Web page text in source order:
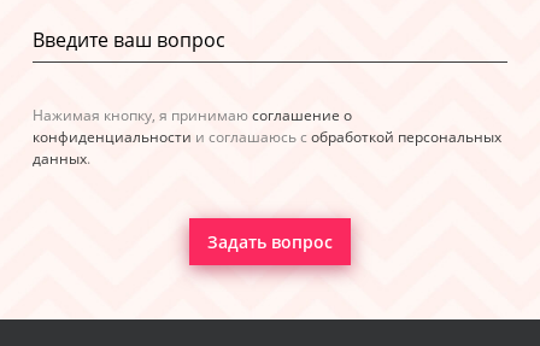
Нажимая кнопку, я принимаюсоглашение о
конфиденциальности и соглашаюсь с обработкой персональных
данных.
Задать вопрос